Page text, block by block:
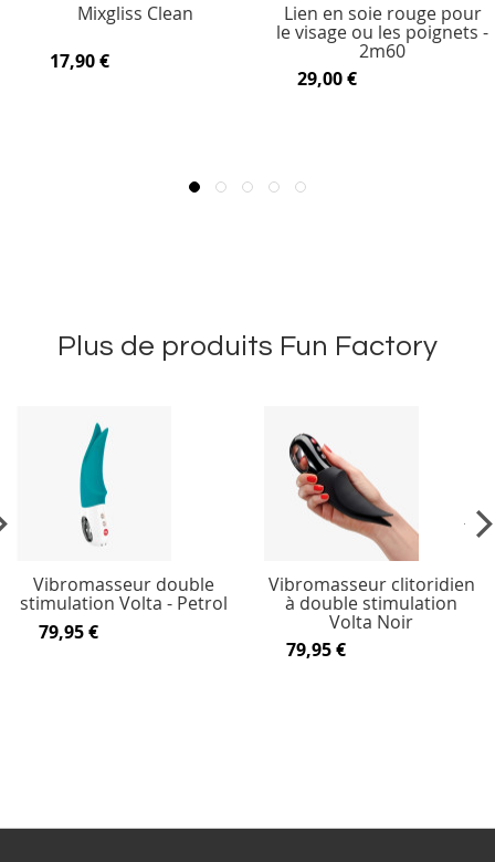
Mixgliss Clean
17,90 €
Lien en soie rouge pour
le visage ou les poignets -
2m60
29,00 €
Plus de produits Fun Factory
Vibromasseur double
stimulation Volta - Petrol
79,95 €
Vibromasseur clitoridien
à double stimulation
Volta Noir
79,95 €